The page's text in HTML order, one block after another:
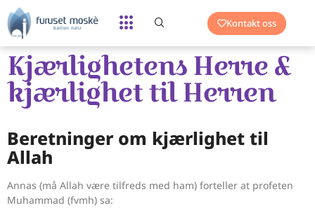
Kontakt oss
Kjærlighetens Herre &
kjærlighet til Herren
Beretninger om kjærlighet til
Allah
Annas (må Allah være tilfreds med ham) forteller at profeten
Muhammad (fvmh) sa: